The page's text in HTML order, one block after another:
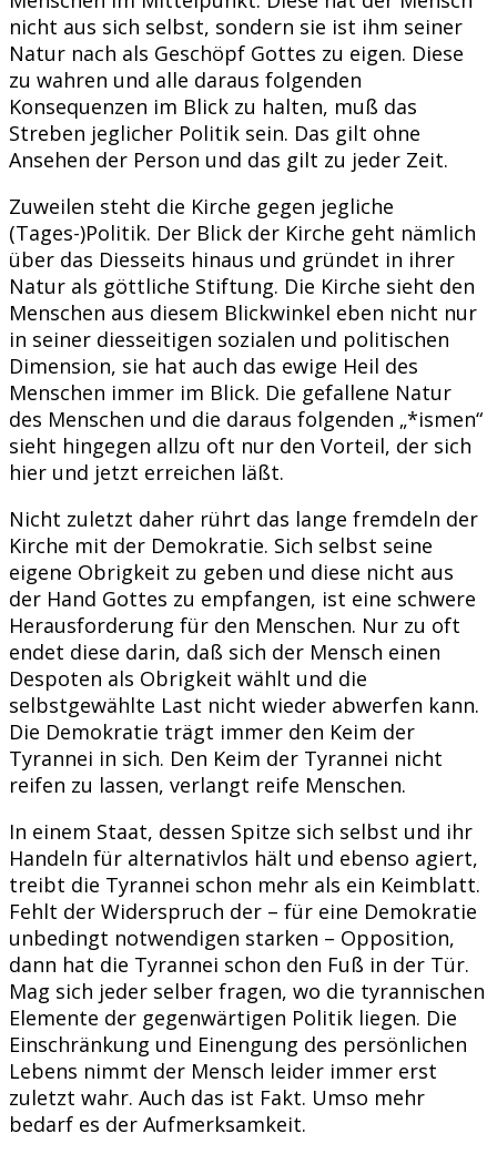
nicht aus sich selbst, sondern sie ist ihm seiner
Natur nach als Geschöpf Gottes zu eigen. Diese
zu wahren und alle daraus folgenden
Konsequenzen im Blick zu halten, muß das
Streben jeglicher Politik sein. Das gilt ohne
Ansehen der Person und das gilt zu jeder Zeit.
Zuweilen steht die Kirche gegen jegliche
(Tages-)Politik. Der Blick der Kirche geht nämlich
über das Diesseits hinaus und gründet in ihrer
Natur als göttliche Stiftung. Die Kirche sieht den
Menschen aus diesem Blickwinkel eben nicht nur
in seiner diesseitigen sozialen und politischen
Dimension, sie hat auch das ewige Heil des
Menschen immer im Blick. Die gefallene Natur
des Menschen und die daraus folgenden „*ismen“
sieht hingegen allzu oft nur den Vorteil, der sich
hier und jetzt erreichen läßt.
Nicht zuletzt daher rührt das lange fremdeln der
Kirche mit der Demokratie. Sich selbst seine
eigene Obrigkeit zu geben und diese nicht aus
der Hand Gottes zu empfangen, ist eine schwere
Herausforderung für den Menschen. Nur zu oft
endet diese darin, daß sich der Mensch einen
Despoten als Obrigkeit wählt und die
selbstgewählte Last nicht wieder abwerfen kann.
Die Demokratie trägt immer den Keim der
Tyrannei in sich. Den Keim der Tyrannei nicht
reifen zu lassen, verlangt reife Menschen.
In einem Staat, dessen Spitze sich selbst und ihr
Handeln für alternativlos hält und ebenso agiert,
treibt die Tyrannei schon mehr als ein Keimblatt.
Fehlt der Widerspruch der – für eine Demokratie
unbedingt notwendigen starken – Opposition,
dann hat die Tyrannei schon den Fuß in der Tür.
Mag sich jeder selber fragen, wo die tyrannischen
Elemente der gegenwärtigen Politik liegen. Die
Einschränkung und Einengung des persönlichen
Lebens nimmt der Mensch leider immer erst
zuletzt wahr. Auch das ist Fakt. Umso mehr
bedarf es der Aufmerksamkeit.